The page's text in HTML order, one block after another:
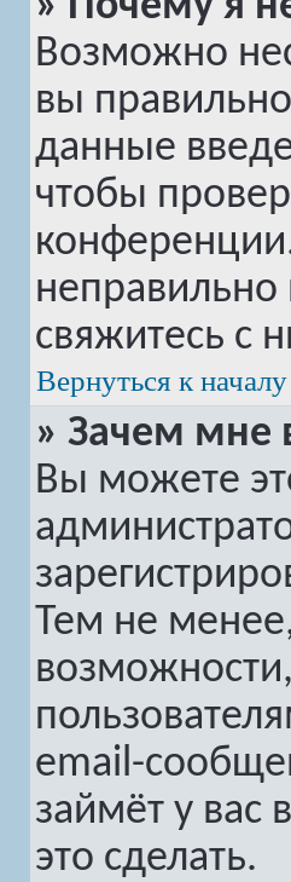
Возможно
вы
данные
чтобы
свяжитесь с
Вернуться к началу
» Зачем мне
Вы можете
Тем не
email-
займёт у вас
это сделать.